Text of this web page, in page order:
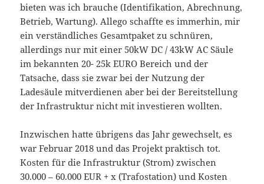
bieten was ich brauche (Identifikation, Abrechnung,
Betrieb, Wartung). Allego schaffte es immerhin, mir
ein verständliches Gesamtpaket zu schnüren,
allerdings nur mit einer 50kW DC / 43kW AC Säule
im bekannten 20- 25k EURO Bereich und der
Tatsache, dass sie zwar bei der Nutzung der
Ladesäule mitverdienen aber bei der Bereitstellung
der Infrastruktur nicht mit investieren wollten.
Inzwischen hatte übrigens das Jahr gewechselt, es
war Februar 2018 und das Projekt praktisch tot.
Kosten für die Infrastruktur (Strom) zwischen
30.000 – 60.000 EUR + x (Trafostation) und Kosten